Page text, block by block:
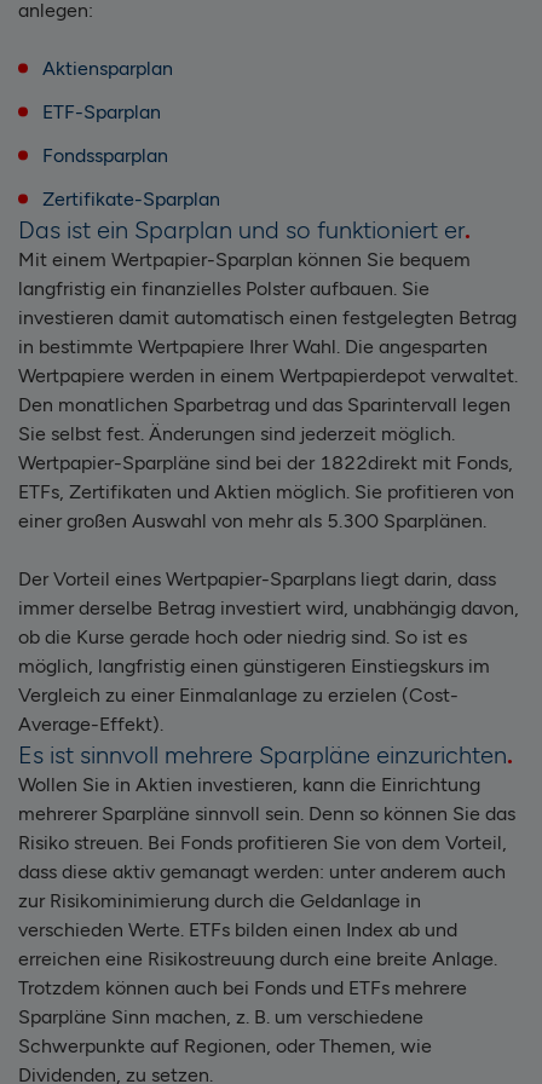
anlegen:
Aktiensparplan
ETF-Sparplan
Fondssparplan
Zertifikate-Sparplan
Das ist ein Sparplan und so funktioniert er
Mit einem Wertpapier-Sparplan können Sie bequem
langfristig ein finanzielles Polster aufbauen. Sie
investieren damit automatisch einen festgelegten Betrag
in bestimmte Wertpapiere Ihrer Wahl. Die angesparten
Wertpapiere werden in einem Wertpapierdepot verwaltet.
Den monatlichen Sparbetrag und das Sparintervall legen
Sie selbst fest. Änderungen sind jederzeit möglich.
Wertpapier-Sparpläne sind bei der 1822direkt mit Fonds,
ETFs, Zertifikaten und Aktien möglich. Sie profitieren von
einer großen Auswahl von mehr als 5.300 Sparplänen.
Der Vorteil eines Wertpapier-Sparplans liegt darin, dass
immer derselbe Betrag investiert wird, unabhängig davon,
ob die Kurse gerade hoch oder niedrig sind. So ist es
möglich, langfristig einen günstigeren Einstiegskurs im
Vergleich zu einer Einmalanlage zu erzielen (Cost-
Average-Effekt).
Es ist sinnvoll mehrere Sparpläne einzurichten
Wollen Sie in Aktien investieren, kann die Einrichtung
mehrerer Sparpläne sinnvoll sein. Denn so können Sie das
Risiko streuen. Bei Fonds profitieren Sie von dem Vorteil,
dass diese aktiv gemanagt werden: unter anderem auch
zur Risikominimierung durch die Geldanlage in
verschieden Werte. ETFs bilden einen Index ab und
erreichen eine Risikostreuung durch eine breite Anlage.
Trotzdem können auch bei Fonds und ETFs mehrere
Sparpläne Sinn machen, z. B. um verschiedene
Schwerpunkte auf Regionen, oder Themen, wie
Dividenden, zu setzen.